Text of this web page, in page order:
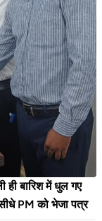
ही बारिश में धुल गए
PM को भेजा पत्र